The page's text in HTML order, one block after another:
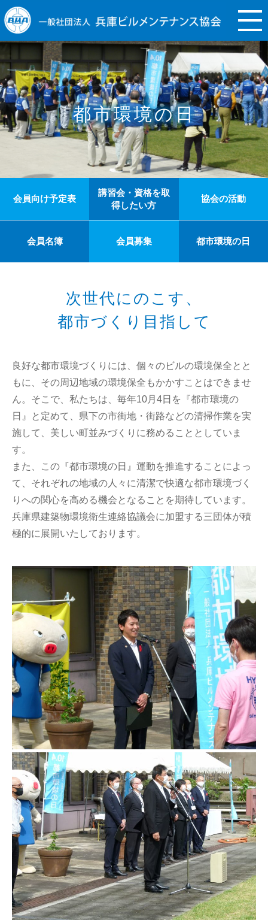
都市環境の日
会員向け予定表
講習会・資格を取
得したい方
協会の活動
会員名簿 会員募集 都市環境の日
次世代にのこす、
都市づくり目指して
良好な都市環境づくりには、個々のビルの環境保全とと
もに、その周辺地域の環境保全もかかすことはできませ
ん。そこで、私たちは、毎年10月4日を『都市環境の
日』と定めて、県下の市街地・街路などの清掃作業を実
施して、美しい町並みづくりに務めることとしていま
す。
また、この『都市環境の日』運動を推進することによっ
て、それぞれの地域の人々に清潔で快適な都市環境づく
りへの関心を高める機会となることを期待しています。
兵庫県建築物環境衛生連絡協議会に加盟する三団体が積
極的に展開いたしております。